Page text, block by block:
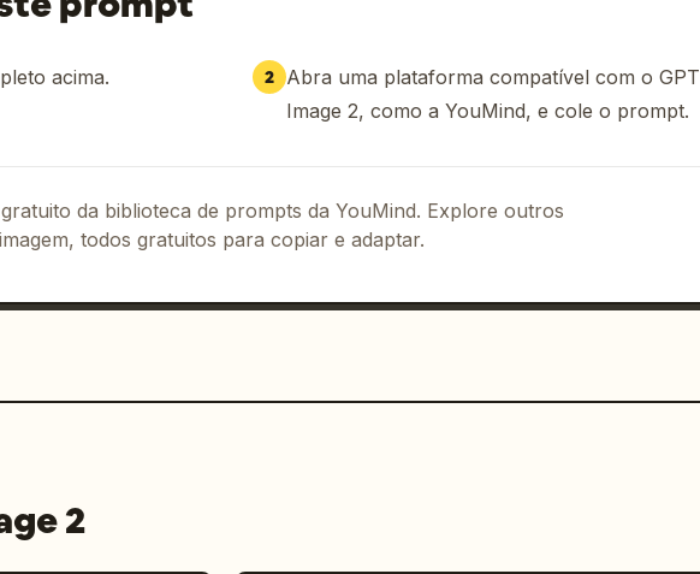
acima. 2 Abra uma plataforma compatível com o GPT
Image 2, como a YouMind, e cole o prompt.
da biblioteca de prompts da YouMind. Explore outros
todos gratuitos para copiar e adaptar.
2